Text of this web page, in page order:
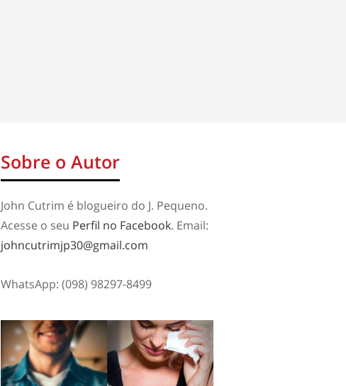
Sobre o Autor
John Cutrim é blogueiro do J. Pequeno.
Acesse o seu Perfil no Facebook. Email:
johncutrimjp30@gmail.com
WhatsApp: (098) 98297-8499